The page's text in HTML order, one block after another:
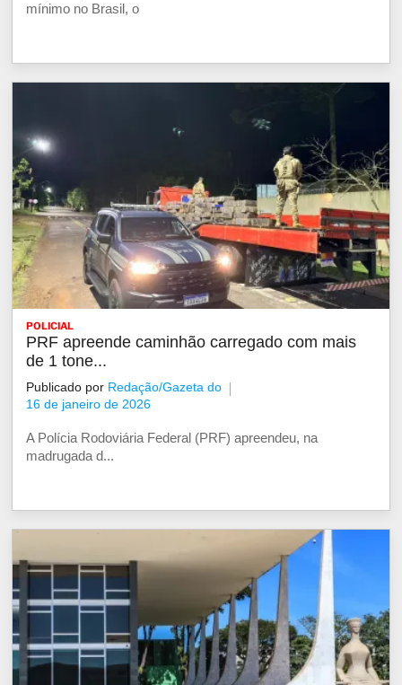
mínimo no Brasil, o
POLICIAL
PRF apreende caminhão carregado com mais
de 1 tone...
Publicado por Redação/Gazeta do
16 de janeiro de 2026
A Polícia Rodoviária Federal (PRF) apreendeu, na
madrugada d...